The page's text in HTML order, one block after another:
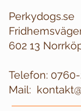
Perkydogs.se
602 13
Telefon: 0760-
Mail: